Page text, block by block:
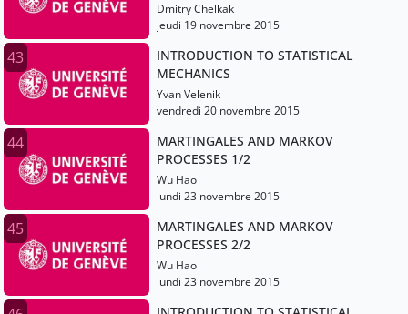
Dmitry Chelkak
jeudi 19 novembre 2015
43
INTRODUCTION TO STATISTICAL
MECHANICS
Yvan Velenik
vendredi 20 novembre 2015
44
MARTINGALES AND MARKOV
PROCESSES 1/2
Wu Hao
lundi 23 novembre 2015
45
MARTINGALES AND MARKOV
PROCESSES 2/2
Wu Hao
lundi 23 novembre 2015